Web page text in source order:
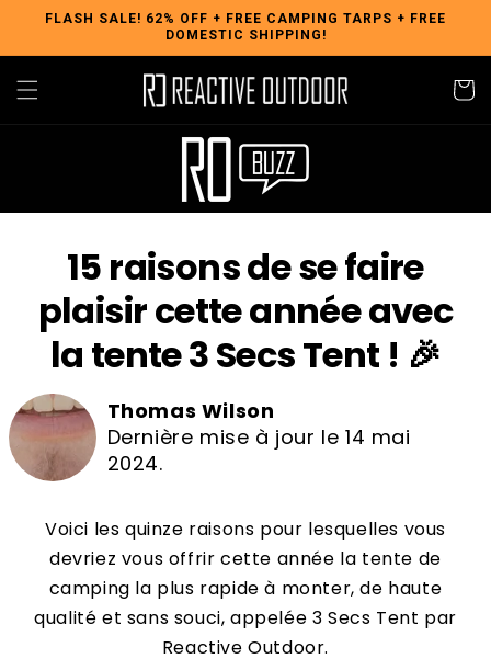
Skip to
FLASH SALE! 62% OFF + FREE CAMPING TARPS + FREE
DOMESTIC SHIPPING!
Cart
15 raisons de se faire
plaisir cette année avec
la tente 3 Secs Tent ! 🎉
Thomas Wilson
Dernière mise à jour le 14 mai
2024.
Voici les quinze raisons pour lesquelles vous
devriez vous offrir cette année la tente de
camping la plus rapide à monter, de haute
qualité et sans souci, appelée 3 Secs Tent par
Reactive Outdoor.